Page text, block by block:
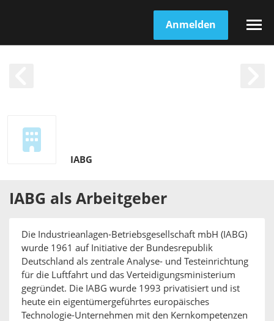
Anmelden
IABG
IABG als Arbeitgeber
Die Industrieanlagen-Betriebsgesellschaft mbH (IABG)
wurde 1961 auf Initiative der Bundesrepublik
Deutschland als zentrale Analyse- und Testeinrichtung
für die Luftfahrt und das Verteidigungsministerium
gegründet. Die IABG wurde 1993 privatisiert und ist
heute ein eigentümergeführtes europäisches
Technologie-Unternehmen mit den Kernkompetenzen